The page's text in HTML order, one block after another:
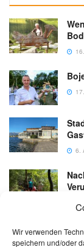
Wir verwenden
speichern und/oder
6.
3.